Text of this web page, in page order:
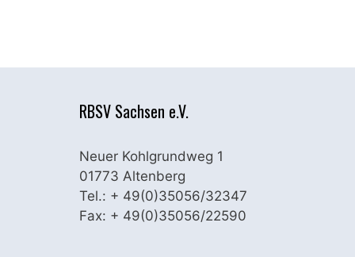
RBSV Sachsen e.V.
Neuer Kohlgrundweg 1
01773 Altenberg
Tel.: + 49(0)35056/32347
Fax: + 49(0)35056/22590